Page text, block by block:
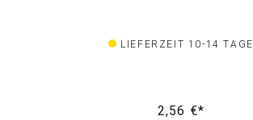
LIEFERZEIT 10-14 TAGE
2,56 €*